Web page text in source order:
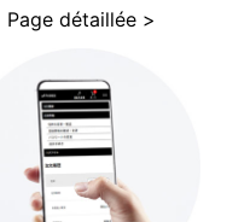
Page détaillée >